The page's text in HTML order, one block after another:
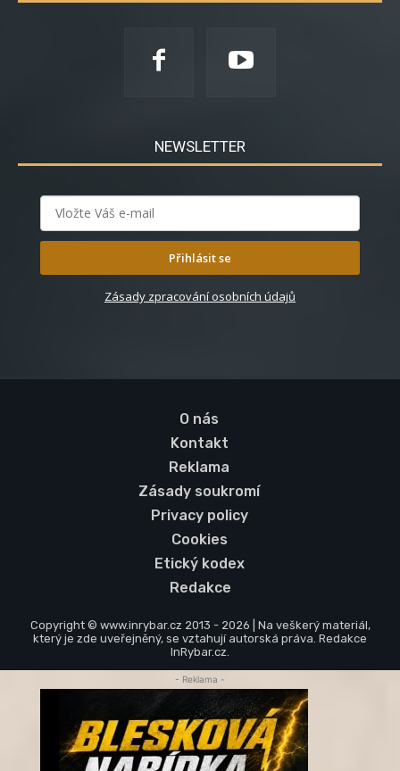
NEWSLETTER
Přihlásit se
Zásady zpracování osobních údajů
O nás
Kontakt
Reklama
Zásady soukromí
Privacy policy
Cookies
Etický kodex
Redakce
Copyright © www.inrybar.cz 2013 - 2026 | Na veškerý materiál,
který je zde uveřejněný, se vztahují autorská práva. Redakce
InRybar.cz.
- Reklama -